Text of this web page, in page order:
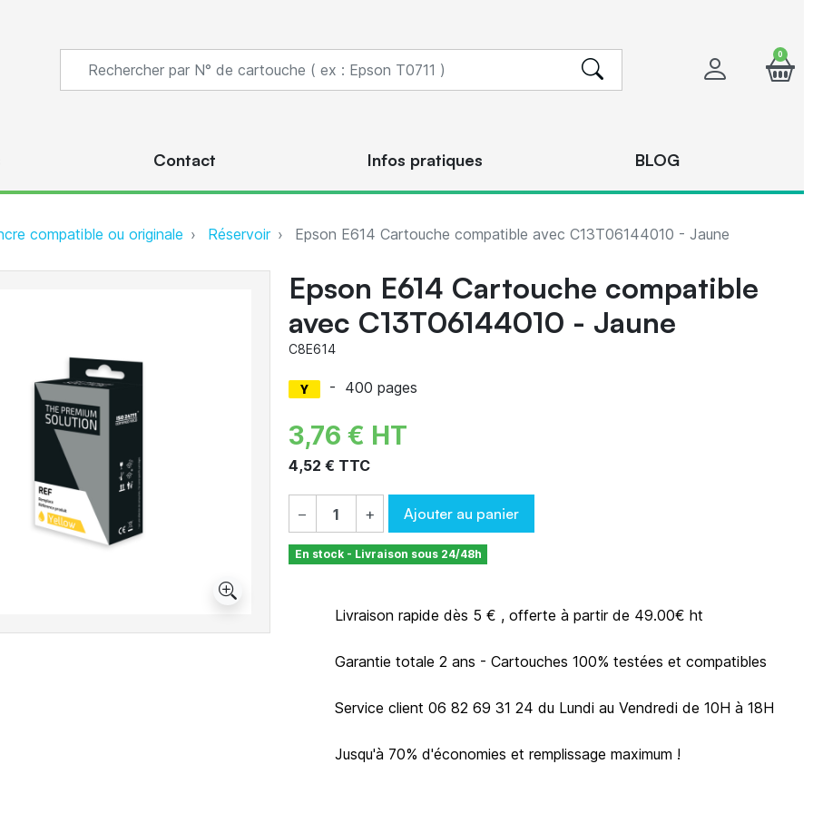
0
Contact Infos pratiques BLOG
compatible ou originale Réservoir Epson E614 Cartouche compatible avec C13T06144010 - Jaune
Epson E614 Cartouche compatible
avec C13T06144010 - Jaune
C8E614
- 400 pages
3,76 € HT
4,52 € TTC
− + Ajouter au panier
En stock - Livraison sous 24/48h
Livraison rapide dès 5 € , offerte à partir de 49.00€ ht
Garantie totale 2 ans - Cartouches 100% testées et compatibles
Service client 06 82 69 31 24 du Lundi au Vendredi de 10H à 18H
Jusqu'à 70% d'économies et remplissage maximum !